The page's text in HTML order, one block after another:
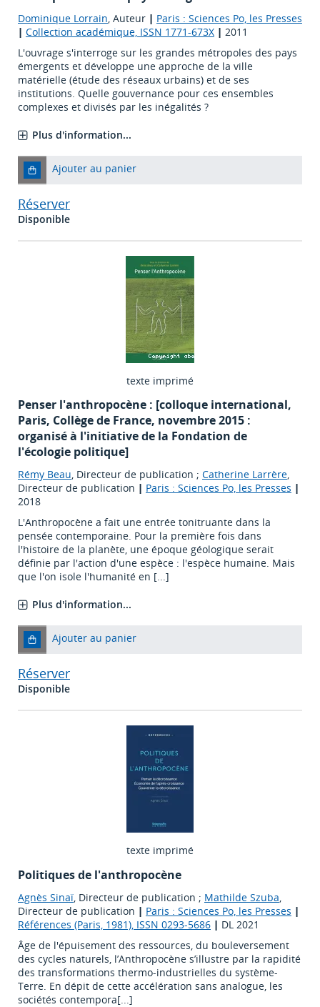
Dominique Lorrain, Auteur | Paris : Sciences Po, les Presses
| Collection académique, ISSN 1771-673X | 2011
L'ouvrage s'interroge sur les grandes métropoles des pays
émergents et développe une approche de la ville
matérielle (étude des réseaux urbains) et de ses
institutions. Quelle gouvernance pour ces ensembles
complexes et divisés par les inégalités ?
Plus d'information...
Ajouter au panier
Réserver
Disponible
texte imprimé
Penser l'anthropocène : [colloque international,
Paris, Collège de France, novembre 2015 :
organisé à l'initiative de la Fondation de
l'écologie politique]
Rémy Beau, Directeur de publication ; Catherine Larrère,
Directeur de publication | Paris : Sciences Po, les Presses |
2018
L'Anthropocène a fait une entrée tonitruante dans la
pensée contemporaine. Pour la première fois dans
l'histoire de la planète, une époque géologique serait
définie par l'action d'une espèce : l'espèce humaine. Mais
que l'on isole l'humanité en [...]
Plus d'information...
Ajouter au panier
Réserver
Disponible
texte imprimé
Politiques de l'anthropocène
Agnès Sinaï, Directeur de publication ; Mathilde Szuba,
Directeur de publication | Paris : Sciences Po, les Presses |
Références (Paris, 1981), ISSN 0293-5686 | DL 2021
Âge de l'épuisement des ressources, du bouleversement
des cycles naturels, l’Anthropocène s’illustre par la rapidité
des transformations thermo-industrielles du système-
Terre. En dépit de cette accélération sans analogue, les
sociétés contempora[...]